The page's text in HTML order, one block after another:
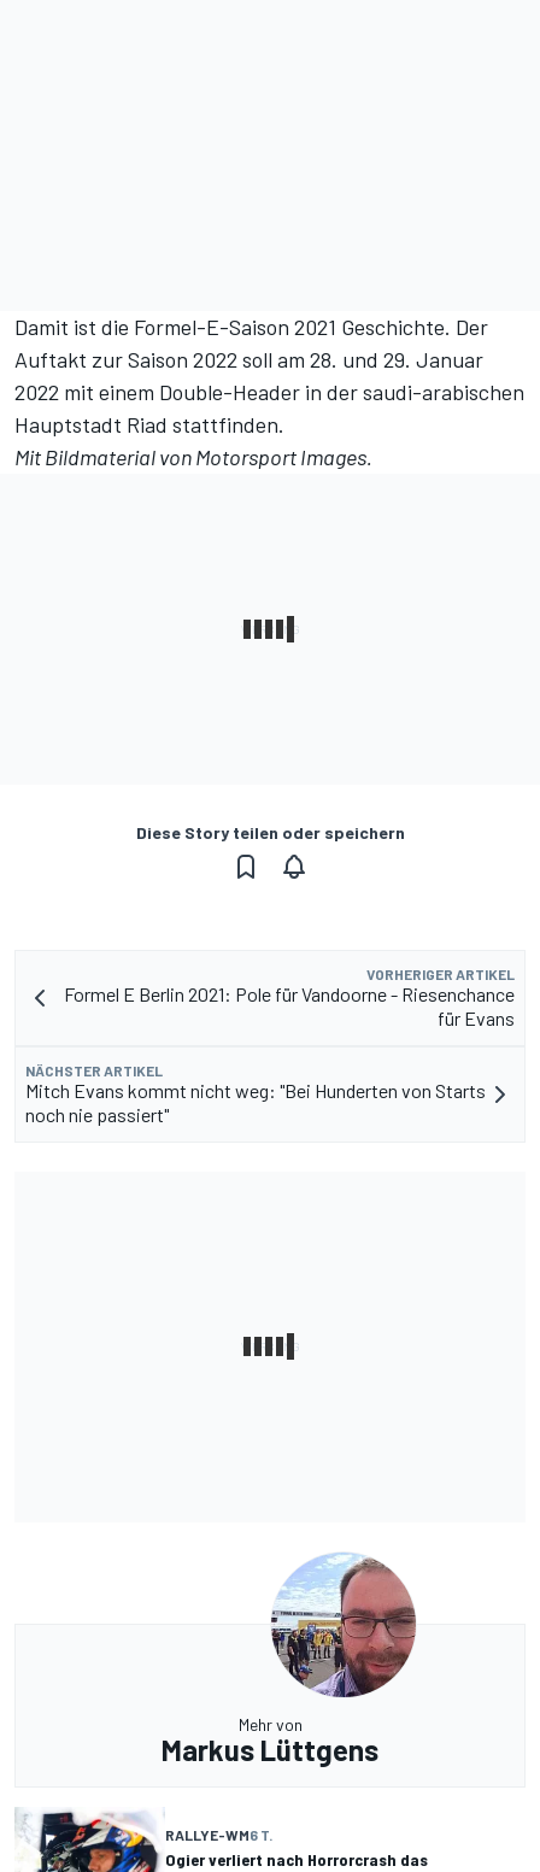
Damit ist die Formel-E-Saison 2021 Geschichte. Der
Auftakt zur Saison 2022 soll am 28. und 29. Januar
2022 mit einem Double-Header in der saudi-arabischen
Hauptstadt Riad stattfinden.
Mit Bildmaterial vonMotorsport Images.
Diese Story teilen oder speichern
VORHERIGER ARTIKEL
Formel E Berlin 2021: Pole für Vandoorne - Riesenchance
für Evans
NÄCHSTER ARTIKEL
Mitch Evans kommt nicht weg: "Bei Hunderten von Starts
noch nie passiert"
Mehr von
Markus Lüttgens
RALLYE-WM6 T.
Ogier verliert nach Horrorcrash das